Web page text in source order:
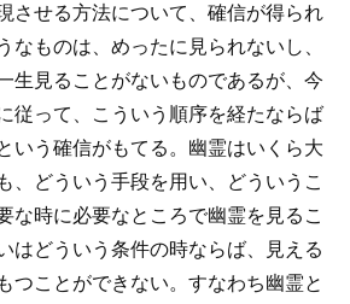
させる方法について、確信が得られ
なものは、めったに見られないし、
生見ることがないものであるが、今
従って、こういう順序を経たならば
いう確信がもてる。幽霊はいくら大
、どういう手段を用い、どういうこ
な時に必要なところで幽霊を見るこ
はどういう条件の時ならば、見える
つことができない。すなわち幽霊と